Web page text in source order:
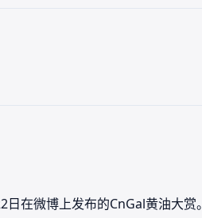
在微博上发布的CnGal黄油大赏。